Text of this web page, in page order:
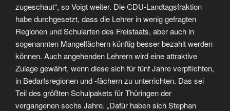
zugeschaut“, so Voigt weiter. Die CDU-Landtagsfraktion
habe durchgesetzt, dass die Lehrer in wenig gefragten
Regionen und Schularten des Freistaats, aber auch in
sogenannten Mangelfächern künftig besser bezahlt werden
können. Auch angehenden Lehrern wird eine attraktive
Zulage gewährt, wenn diese sich für fünf Jahre verpflichten,
in Bedarfsregionen und -fächern zu unterrichten. Das sei
Teil des größten Schulpakets für Thüringen der
vergangenen sechs Jahre. „Dafür haben sich Stephan